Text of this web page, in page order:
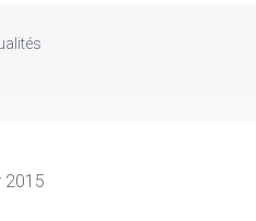
2015